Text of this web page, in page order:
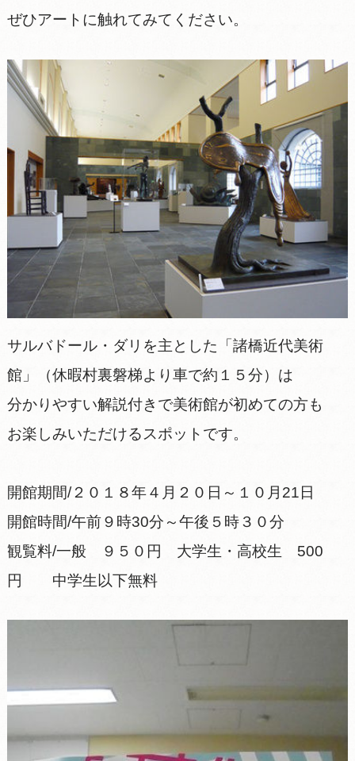
ぜひアートに触れてみてください。
サルバドール・ダリを主とした「諸橋近代美術
館」（休暇村裏磐梯より車で約１５分）は
分かりやすい解説付きで美術館が初めての方も
お楽しみいただけるスポットです。
開館期間/２０１８年４月２０日～１０月21日
開館時間/午前９時30分～午後５時３０分
観覧料/一般 ９５０円 大学生・高校生 500
円 中学生以下無料